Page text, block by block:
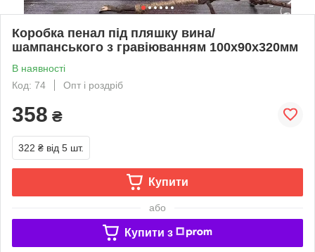
Коробка пенал під пляшку вина/
шампанського з гравіюванням 100х90х320мм
В наявності
Код: 74
Опт і роздріб
358 ₴
322 ₴ від 5 шт.
Купити
або
Купити з